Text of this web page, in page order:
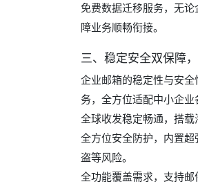
免费数据迁移服务，无
障业务顺畅衔接。
三、稳定安全双保障
企业邮箱的稳定性与安
务，全方位适配中小企业
全球收发稳定畅通，搭
全方位安全防护，内置
盗等风险。
全功能覆盖需求，支持